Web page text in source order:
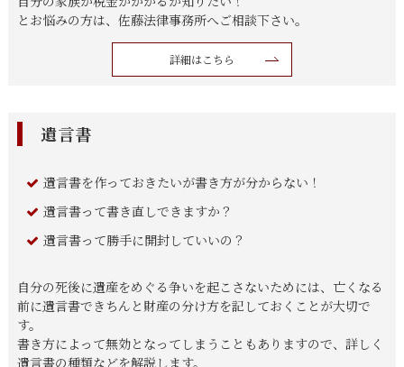
とお悩みの方は、佐藤法律事務所へご相談下さい。
詳細はこちら
遺言書
遺言書を作っておきたいが書き方が分からない！
遺言書って書き直しできますか？
遺言書って勝手に開封していいの？
自分の死後に遺産をめぐる争いを起こさないためには、亡くなる
前に遺言書できちんと財産の分け方を記しておくことが大切で
す。
書き方によって無効となってしまうこともありますので、詳しく
遺言書の種類などを解説します。